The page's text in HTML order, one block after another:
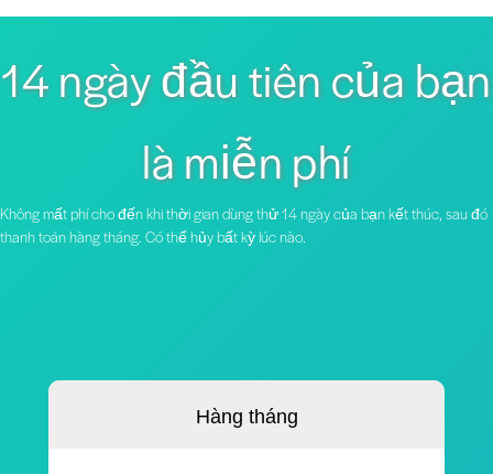
14 ngày đầu tiên của bạn
là miễn phí
Không mất phí cho đến khi thời gian dùng thử 14 ngày của bạn kết thúc, sau đó
thanh toán hàng tháng. Có thể hủy bất kỳ lúc nào.
Hàng tháng